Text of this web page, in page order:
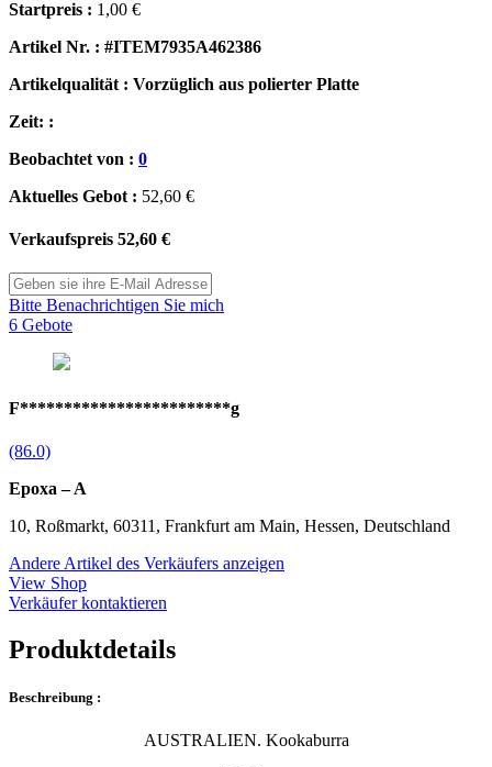
Startpreis : 1,00 €
Artikel Nr. : #ITEM7935A462386
Artikelqualität : Vorzüglich aus polierter Platte
Zeit: :
Beobachtet von : 0
Aktuelles Gebot : 52,60 €
Verkaufspreis 52,60 €
Bitte Benachrichtigen Sie mich
6 Gebote
F************************g
(86.0)
Epoxa – A
10, Roßmarkt, 60311, Frankfurt am Main, Hessen, Deutschland
Andere Artikel des Verkäufers anzeigen
View Shop
Verkäufer kontaktieren
Produktdetails
Beschreibung :
AUSTRALIEN. Kookaburra